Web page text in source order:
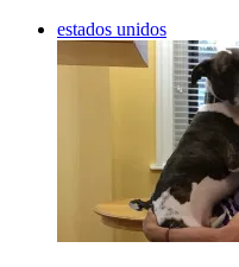
estados unidos